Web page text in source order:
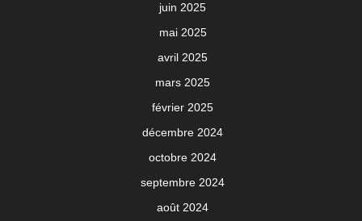
juin 2025
mai 2025
avril 2025
mars 2025
février 2025
décembre 2024
octobre 2024
septembre 2024
août 2024